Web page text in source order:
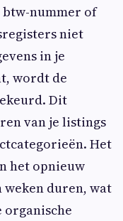
btw-nummer of
niet
in je
wordt de
Dit
van je listings
Het
het opnieuw
weken duren, wat
organische